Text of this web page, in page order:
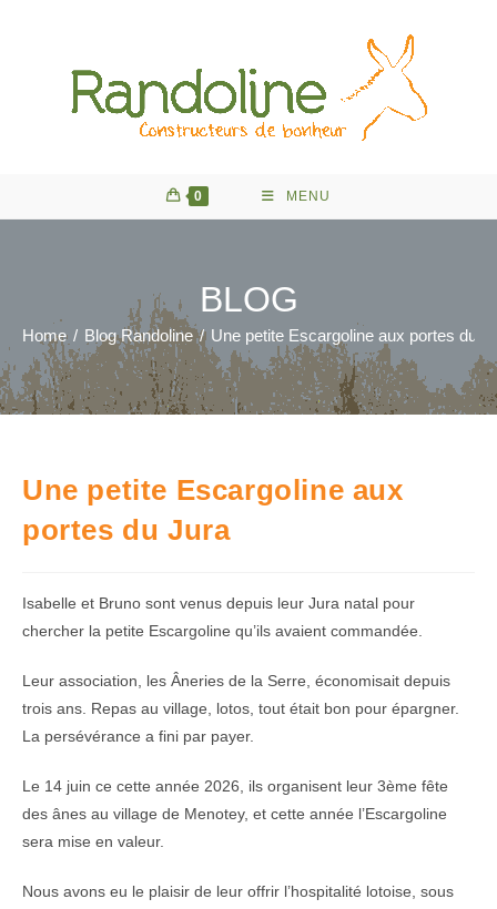
0 MENU
BLOG
Home / Blog Randoline / Une petite Escargoline aux portes du
Une petite Escargoline aux
portes du Jura
Isabelle et Bruno sont venus depuis leur Jura natal pour
chercher la petite Escargoline qu’ils avaient commandée.
Leur association, les Âneries de la Serre, économisait depuis
trois ans. Repas au village, lotos, tout était bon pour épargner.
La persévérance a fini par payer.
Le 14 juin ce cette année 2026, ils organisent leur 3ème fête
des ânes au village de Menotey, et cette année l’Escargoline
sera mise en valeur.
Nous avons eu le plaisir de leur offrir l’hospitalité lotoise, sous